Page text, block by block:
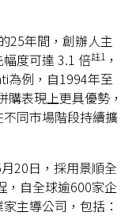
25年間，創辦人主
度可達 3.1 倍註1 ，
為例，自1994年至
表現上更具優勢，
同市場階段持續擴
20日，採用景順全
，自全球逾600家企
主導公司，包括：